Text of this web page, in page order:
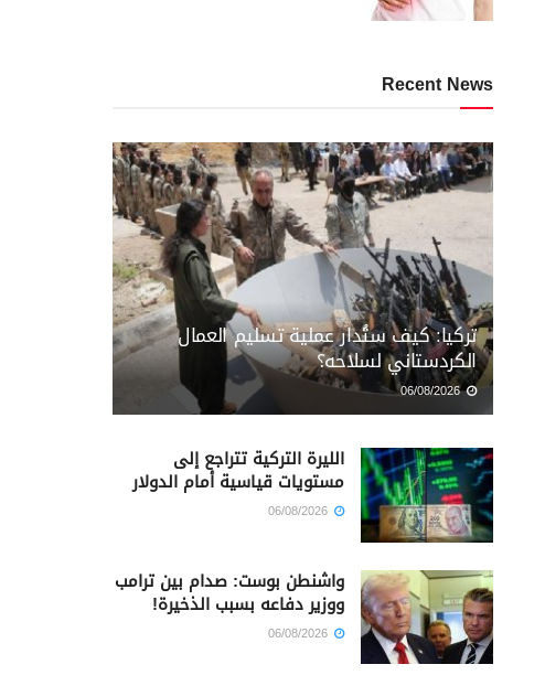
Recent News
تركيا: كيف ستُدار عملية تسليم العمال
الكردستاني لسلاحه؟
06/08/2026
الليرة التركية تتراجع إلى
مستويات قياسية أمام الدولار
واشنطن بوست: صدام بين ترامب
ووزير دفاعه بسبب الذخيرة!